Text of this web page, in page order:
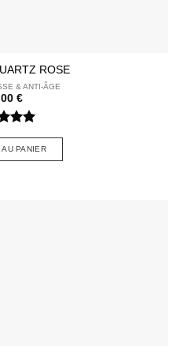
ROSE
5sur
€
& ANTI-ÂGE
AU PANIER